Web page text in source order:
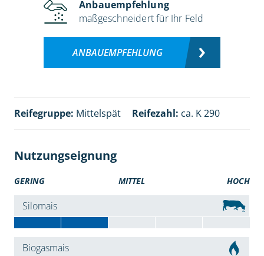
Anbauempfehlung
maßgeschneidert für Ihr Feld
ANBAUEMPFEHLUNG
Reifegruppe: Mittelspät Reifezahl: ca. K 290
Nutzungseignung
GERING MITTEL HOCH
Silomais
Biogasmais